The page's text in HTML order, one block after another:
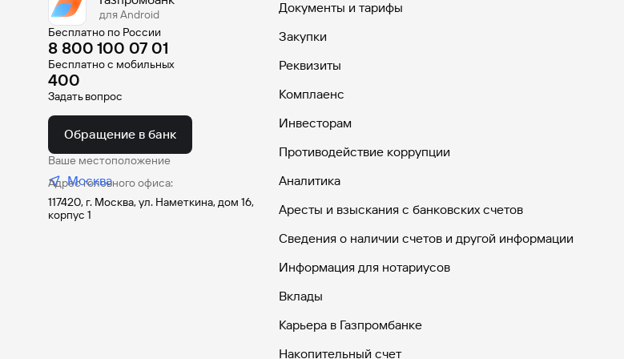
для Android
Бесплатно по России
8 800 100 07 01
Бесплатно с мобильных
400
Задать вопрос
Обращение в банк
Ваше местоположение
Москва
Адрес головного офиса:
117420, г. Москва, ул. Наметкина, дом 16,
корпус 1
Документы и тарифы
Закупки
Реквизиты
Комплаенс
Инвесторам
Противодействие коррупции
Аналитика
Аресты и взыскания с банковских счетов
Сведения о наличии счетов и другой информации
Информация для нотариусов
Вклады
Карьера в Газпромбанке
Накопительный счет